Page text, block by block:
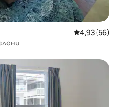
Средна
4,93 (56)